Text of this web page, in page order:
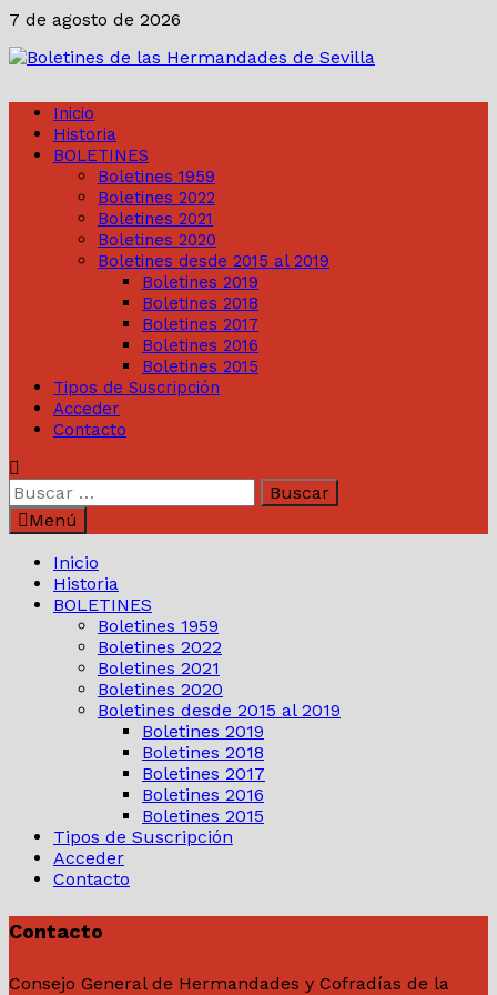
Saltar
contenido
7 de agosto de 2026
Inicio
Historia
BOLETINES
Boletines 1959
Boletines 2022
Boletines 2021
Boletines 2020
Boletines desde 2015 al 2019
Boletines 2019
Boletines 2018
Boletines 2017
Boletines 2016
Boletines 2015
Tipos de Suscripción
Acceder
Contacto
Buscar:
Menú
Inicio
Historia
BOLETINES
Boletines 1959
Boletines 2022
Boletines 2021
Boletines 2020
Boletines desde 2015 al 2019
Boletines 2019
Boletines 2018
Boletines 2017
Boletines 2016
Boletines 2015
Tipos de Suscripción
Acceder
Contacto
Contacto
Consejo General de Hermandades y Cofradías de la